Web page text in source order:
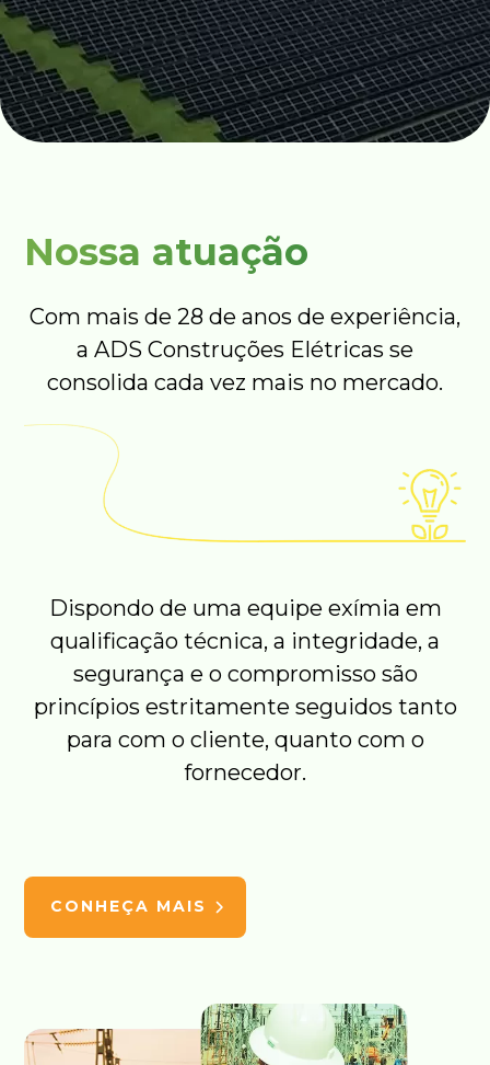
Nossa atuação
Com mais de 28 de anos de experiência,
a ADS Construções Elétricas se
consolida cada vez mais no mercado.
Dispondo de uma equipe exímia em
qualificação técnica, a integridade, a
segurança e o compromisso são
princípios estritamente seguidos tanto
para com o cliente, quanto com o
fornecedor.
CONHEÇA MAIS